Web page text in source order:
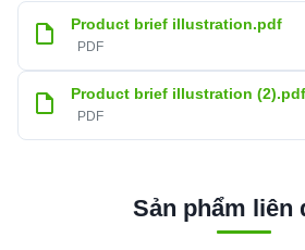
Product brief illustration.pdf
PDF
Product brief illustration (2).pdf
PDF
Sản phẩm liên